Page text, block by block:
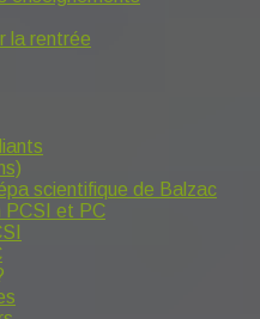
la rentrée
scientifique de Balzac
PCSI et PC